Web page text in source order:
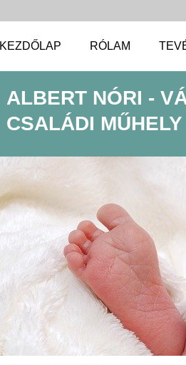
KEZDŐLAP RÓLAM
ALBERT NÓRI -
CSALÁDI